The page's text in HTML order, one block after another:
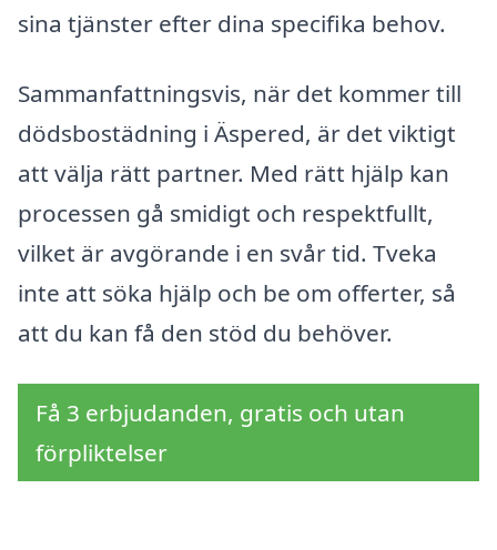
sina tjänster efter dina specifika behov.
Sammanfattningsvis, när det kommer till
dödsbostädning i Äspered, är det viktigt
att välja rätt partner. Med rätt hjälp kan
processen gå smidigt och respektfullt,
vilket är avgörande i en svår tid. Tveka
inte att söka hjälp och be om offerter, så
att du kan få den stöd du behöver.
Få 3 erbjudanden, gratis och utan
förpliktelser